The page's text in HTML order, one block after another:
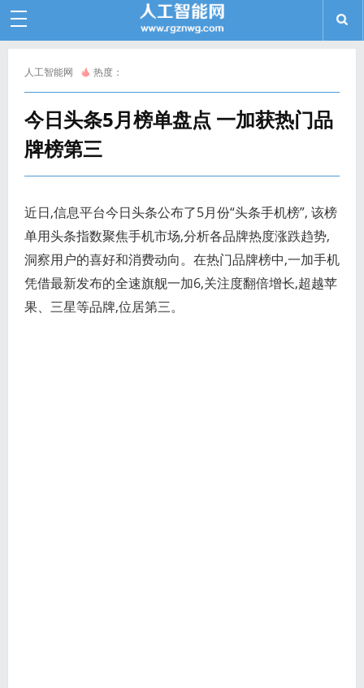
人工智能网 热度：
今日头条5月榜单盘点 一加获热门品
牌榜第三
近日,信息平台今日头条公布了5月份“头条手机榜”, 该榜
单用头条指数聚焦手机市场,分析各品牌热度涨跌趋势,
洞察用户的喜好和消费动向。在热门品牌榜中,一加手机
凭借最新发布的全速旗舰一加6,关注度翻倍增长,超越苹
果、三星等品牌,位居第三。